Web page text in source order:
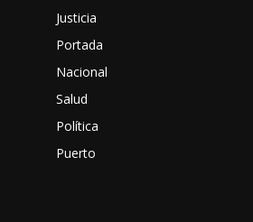
Justicia
Portada
Nacional
Salud
Política
Puerto